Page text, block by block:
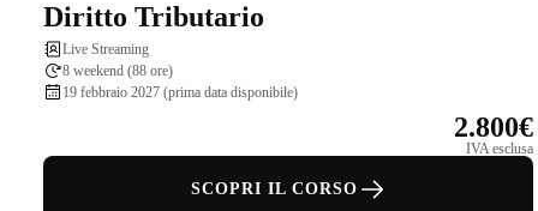
Diritto Tributario
Live Streaming
8 weekend (88 ore)
19 febbraio 2027 (prima data disponibile)
2.800€
IVA esclusa
SCOPRI IL CORSO